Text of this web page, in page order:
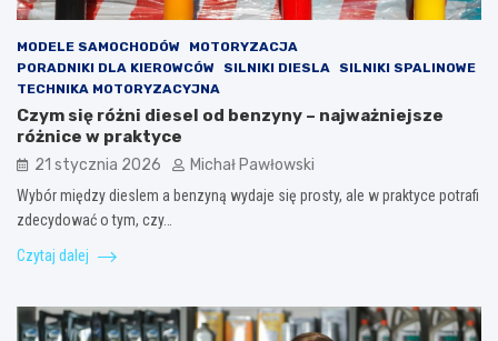
MODELE SAMOCHODÓW
MOTORYZACJA
PORADNIKI DLA KIEROWCÓW
SILNIKI DIESLA
SILNIKI SPALINOWE
TECHNIKA MOTORYZACYJNA
Czym się różni diesel od benzyny – najważniejsze
różnice w praktyce
21 stycznia 2026 Michał Pawłowski
Wybór między dieslem a benzyną wydaje się prosty, ale w praktyce potrafi
zdecydować o tym, czy…
Czytaj dalej